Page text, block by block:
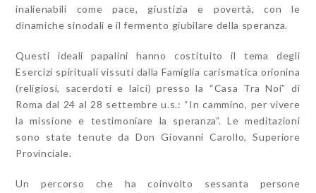
inalienabili come pace, giustizia e povertà, con le
dinamiche sinodali e il fermento giubilare della speranza.
Questi ideali papalini hanno costituito il tema degli
Esercizi spirituali vissuti dalla Famiglia carismatica orionina
(religiosi, sacerdoti e laici) presso la “Casa Tra Noi” di
Roma dal 24 al 28 settembre u.s.: “In cammino, per vivere
la missione e testimoniare la speranza”. Le meditazioni
sono state tenute da Don Giovanni Carollo, Superiore
Provinciale.
Un percorso che ha coinvolto sessanta persone